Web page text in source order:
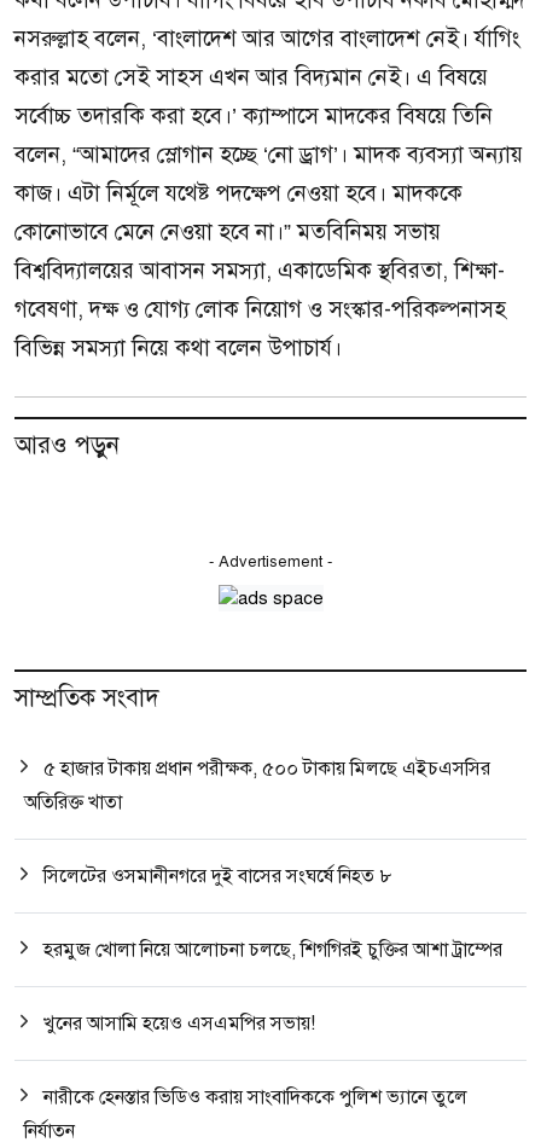
নসরুল্লাহ বলেন, ‘বাংলাদেশ আর আগের বাংলাদেশ নেই। র্যাগিং
করার মতো সেই সাহস এখন আর বিদ্যমান নেই। এ বিষয়ে
সর্বোচ্চ তদারকি করা হবে।’ ক্যাম্পাসে মাদকের বিষয়ে তিনি
বলেন, “আমাদের স্লোগান হচ্ছে ‘নো ড্রাগ’। মাদক ব্যবস্যা অন্যায়
কাজ। এটা নির্মূলে যথেষ্ট পদক্ষেপ নেওয়া হবে। মাদককে
কোনোভাবে মেনে নেওয়া হবে না।” মতবিনিময় সভায়
বিশ্ববিদ্যালয়ের আবাসন সমস্যা, একাডেমিক স্থবিরতা, শিক্ষা-
গবেষণা, দক্ষ ও যোগ্য লোক নিয়োগ ও সংস্কার-পরিকল্পনাসহ
বিভিন্ন সমস্যা নিয়ে কথা বলেন উপাচার্য।
আরও পড়ুন
- Advertisement -
সাম্প্রতিক সংবাদ
৫ হাজার টাকায় প্রধান পরীক্ষক, ৫০০ টাকায় মিলছে এইচএসসির
অতিরিক্ত খাতা
সিলেটের ওসমানীনগরে দুই বাসের সংঘর্ষে নিহত ৮
হরমুজ খোলা নিয়ে আলোচনা চলছে, শিগগিরই চুক্তির আশা ট্রাম্পের
খুনের আসামি হয়েও এসএমপির সভায়!
নারীকে হেনস্তার ভিডিও করায় সাংবাদিককে পুলিশ ভ্যানে তুলে
নির্যাতন